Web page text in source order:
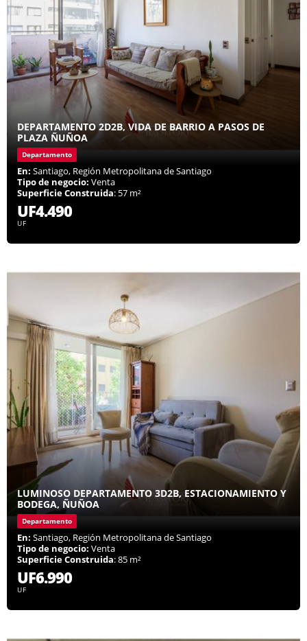
DEPARTAMENTO 2D2B, VIDA DE BARRIO A PASOS DE
PLAZA ÑUÑOA
Departamento
En: Santiago, Región Metropolitana de Santiago
Tipo de negocio: Venta
Superficie Construida: 57 m²
UF4.490
UF
LUMINOSO DEPARTAMENTO 3D2B, ESTACIONAMIENTO Y
BODEGA, ÑUÑOA
Departamento
En: Santiago, Región Metropolitana de Santiago
Tipo de negocio: Venta
Superficie Construida: 85 m²
UF6.990
UF